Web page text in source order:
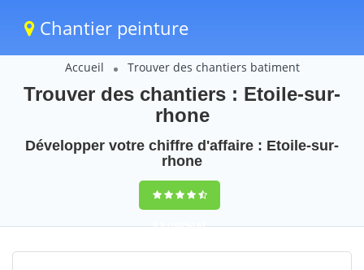
Chantier peinture
Accueil Trouver des chantiers batiment
Trouver des chantiers : Etoile-sur-
rhone
Développer votre chiffre d'affaire : Etoile-sur-
rhone
9,5(100%)67
votes